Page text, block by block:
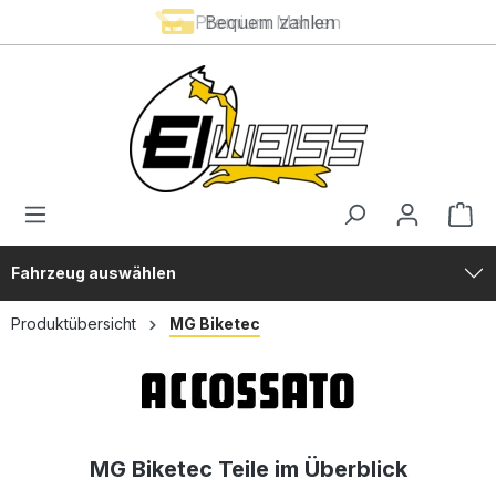
Premium Marken
Bequem zahlen
Fahrzeug auswählen
Produktübersicht MG Biketec
MG Biketec Teile im Überblick